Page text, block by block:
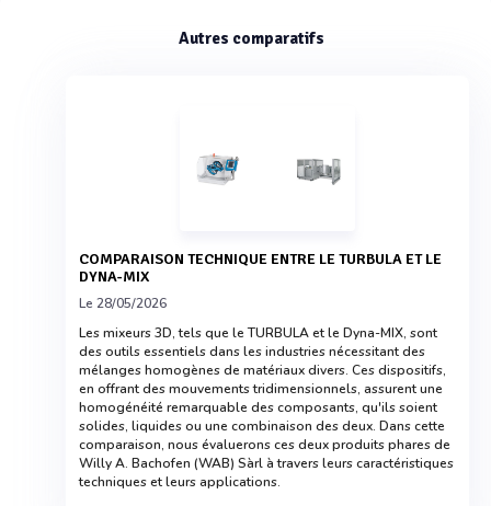
Autres comparatifs
COMPARAISON TECHNIQUE ENTRE LE TURBULA ET LE
DYNA-MIX
Le 28/05/2026
Les mixeurs 3D, tels que le TURBULA et le Dyna-MIX, sont
des outils essentiels dans les industries nécessitant des
mélanges homogènes de matériaux divers. Ces dispositifs,
en offrant des mouvements tridimensionnels, assurent une
homogénéité remarquable des composants, qu'ils soient
solides, liquides ou une combinaison des deux. Dans cette
comparaison, nous évaluerons ces deux produits phares de
Willy A. Bachofen (WAB) Sàrl à travers leurs caractéristiques
techniques et leurs applications.